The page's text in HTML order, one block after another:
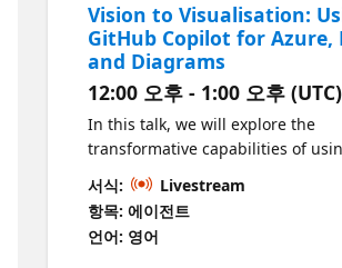
Vision to Visualisation:
GitHub Copilot for Azure,
and Diagrams
12:00 오후 - 1:00 오후 (UTC)
In this talk, we will explore the
transformative capabilities of
Copilot and the GitHub Copilot
Azure in VSCode for cloud
architectural analysis. We will
harness the power of AI to
서식:
Livestream
항목: 에이전트
언어: 영어